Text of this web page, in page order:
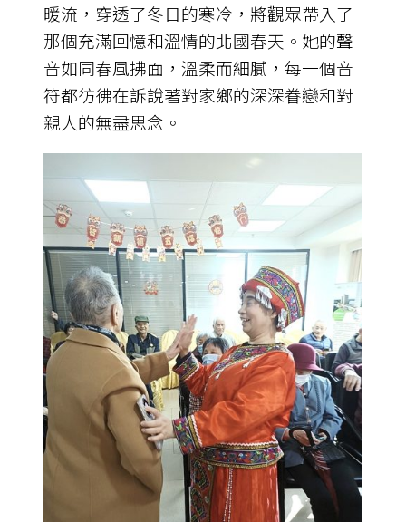
暖流，穿透了冬日的寒冷，將觀眾帶入了
那個充滿回憶和溫情的北國春天。她的聲
音如同春風拂面，溫柔而細膩，每一個音
符都彷彿在訴說著對家鄉的深深眷戀和對
親人的無盡思念。